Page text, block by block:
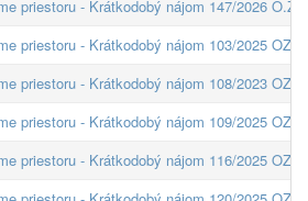
priestoru - Krátkodobý nájom 147/2026 O.Z.
priestoru - Krátkodobý nájom 103/2025 OZ
priestoru - Krátkodobý nájom 108/2023 OZ
priestoru - Krátkodobý nájom 109/2025 OZ
priestoru - Krátkodobý nájom 116/2025 OZ